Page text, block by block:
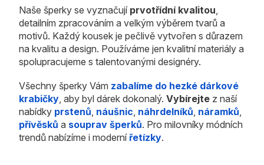
Naše šperky se vyznačují prvotřídní kvalitou,
detailním zpracováním a velkým výběrem tvarů a
motivů. Každý kousek je pečlivě vytvořen s důrazem
na kvalitu a design. Používáme jen kvalitní materiály a
spolupracujeme s talentovanými designéry.
Všechny šperky Vám zabalíme do hezké dárkové
krabičky, aby byl dárek dokonalý. Vybírejte z naší
nabídky prstenů, náušnic, náhrdelníků, náramků,
přívěsků a souprav šperků. Pro milovníky módních
trendů nabízíme i modernířetízky.